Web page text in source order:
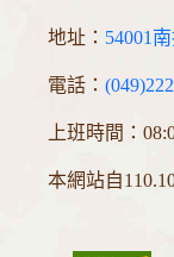
地址： 54001
電話：
上班時間：
本網站自